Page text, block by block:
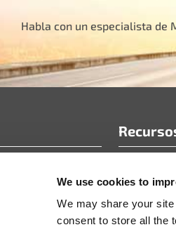
We use cookies to
We may share your
consent to store all the
Habla con un especialista de
Artículos
Noticias y
Vídeos